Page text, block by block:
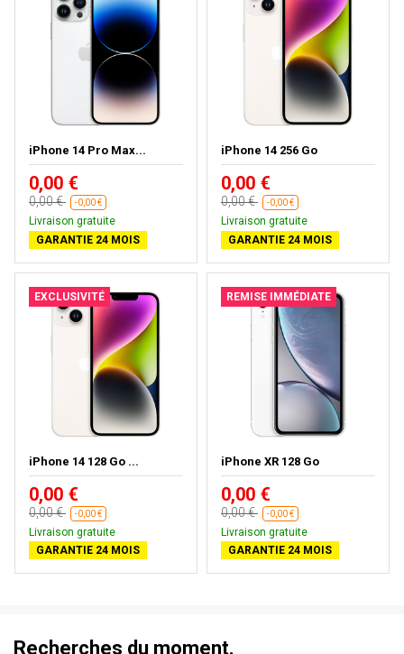
iPhone 14 Pro Max...
0,00 €
0,00 € -0,00 €
Livraison gratuite
GARANTIE 24 MOIS
iPhone 14 256 Go
0,00 €
0,00 € -0,00 €
Livraison gratuite
GARANTIE 24 MOIS
EXCLUSIVITÉ
iPhone 14 128 Go ...
0,00 €
0,00 € -0,00 €
Livraison gratuite
GARANTIE 24 MOIS
REMISE IMMÉDIATE
iPhone XR 128 Go
0,00 €
0,00 € -0,00 €
Livraison gratuite
GARANTIE 24 MOIS
Recherches du moment.